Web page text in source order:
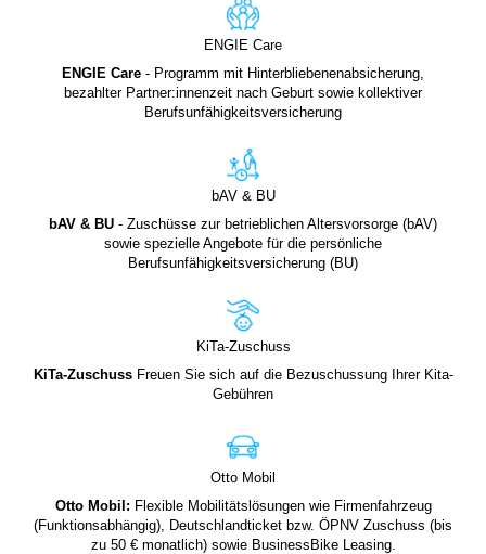
ENGIE Care
ENGIE Care - Programm mit Hinterbliebenenabsicherung,
bezahlter Partner:innenzeit nach Geburt sowie kollektiver
Berufsunfähigkeitsversicherung
bAV & BU
bAV & BU - Zuschüsse zur betrieblichen Altersvorsorge (bAV)
sowie spezielle Angebote für die persönliche
Berufsunfähigkeitsversicherung (BU)
KiTa-Zuschuss
KiTa-ZuschussFreuen Sie sich auf die Bezuschussung Ihrer Kita-
Gebühren
Otto Mobil
Otto Mobil: Flexible Mobilitätslösungen wie Firmenfahrzeug
(Funktionsabhängig), Deutschlandticket bzw. ÖPNV Zuschuss (bis
zu 50 € monatlich) sowie BusinessBike Leasing.